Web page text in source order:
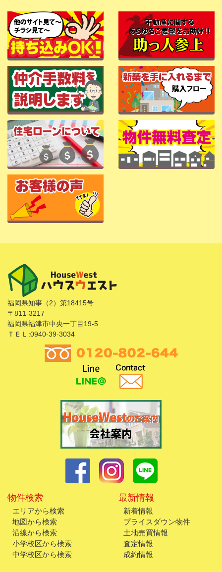
福岡県知事（2）第18415号
〒811-3217
福岡県福津市中央一丁目19-5
ＴＥＬ:0940-39-3034
物件検索
エリアから検索
地図から検索
沿線から検索
小学校区から検索
中学校区から検索
最新情報
新着情報
プライスダウン物件
土地売買情報
査定情報
成約情報